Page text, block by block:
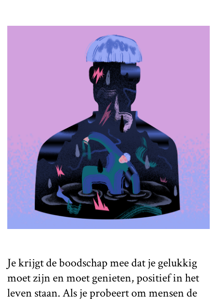
Je krijgt de boodschap mee dat je gelukkig
moet zijn en moet genieten, positief in het
leven staan. Als je probeert om mensen de